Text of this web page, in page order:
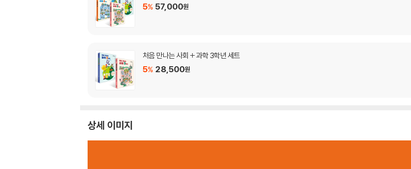
5% 57,000원
처음 만나는 사회 + 과학 3학년 세트
5% 28,500원
상세 이미지